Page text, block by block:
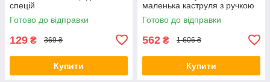
спецій
Готово до відправки
129 ₴ 369 ₴
Купити
маленька каструля з ручкою
Готово до відправки
562 ₴ 1 606 ₴
Купити